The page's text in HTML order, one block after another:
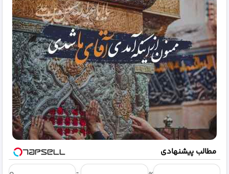
مطالب پیشنهادی